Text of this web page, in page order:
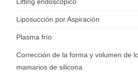
Lifting endoscópico
Liposucción por Aspiración
Plasma frío
Corrección de la forma y volumen de
mamarios de silicona